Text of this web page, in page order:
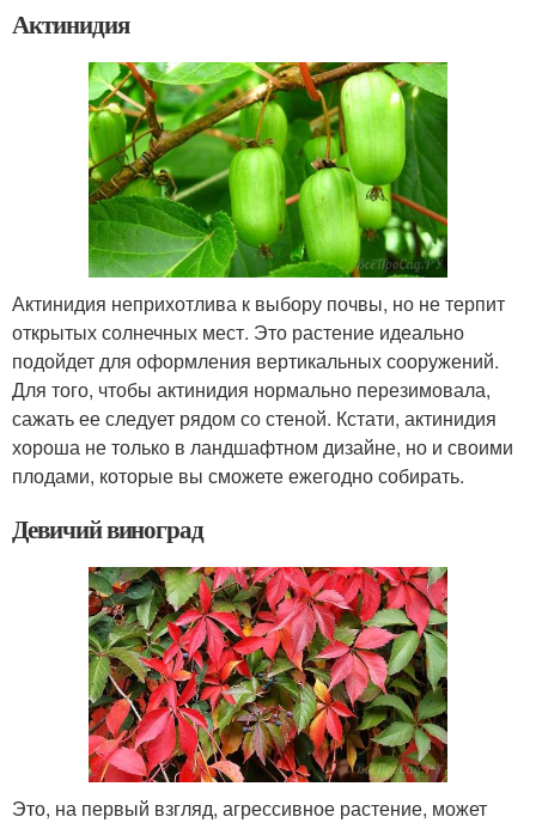
Актинидия
Актинидия неприхотлива к выбору почвы, но не терпит
открытых солнечных мест. Это растение идеально
подойдет для оформления вертикальных сооружений.
Для того, чтобы актинидия нормально перезимовала,
сажать ее следует рядом со стеной. Кстати, актинидия
хороша не только в ландшафтном дизайне, но и своими
плодами, которые вы сможете ежегодно собирать.
Девичий виноград
Это, на первый взгляд, агрессивное растение, может